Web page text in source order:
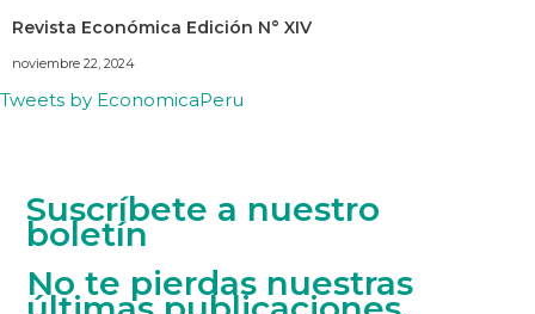
Revista Económica Edición N° XIV
noviembre 22, 2024
Tweets by EconomicaPeru
Suscríbete a nuestro
boletín
No te pierdas nuestras